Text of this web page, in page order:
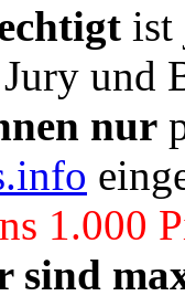
ist
und
nur
1.000
sind